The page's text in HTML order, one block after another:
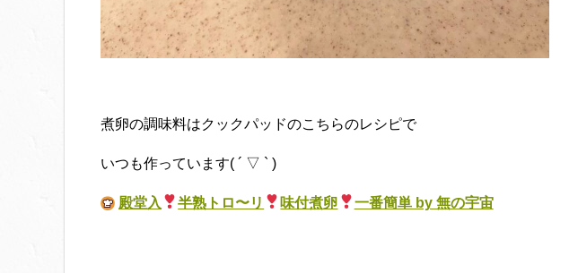
煮卵の調味料はクックパッドのこちらのレシピで
いつも作っています( ´ ▽ ` )
殿堂入 半熟トロ〜リ 味付煮卵 一番簡単 by 無の宇宙